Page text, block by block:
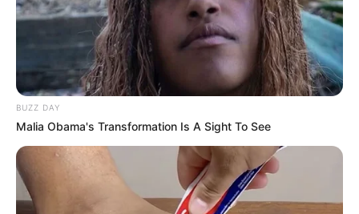
BUZZ DAY
Malia Obama's Transformation Is A Sight To See